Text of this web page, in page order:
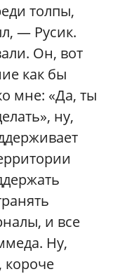
толпы,
— Русик.
Он, вот
как бы
мне: «Да, ты
ну,
и все
Ну,
короче